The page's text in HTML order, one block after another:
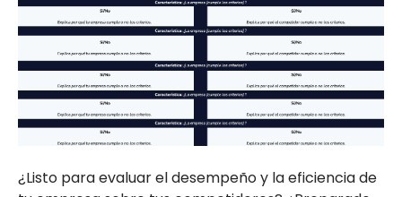
¿Listo para evaluar el desempeño y la eficiencia de